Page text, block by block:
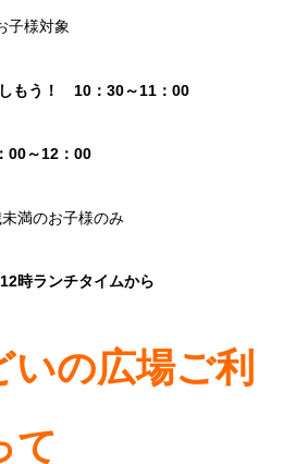
対象
もう！ 10：30～11：00
00～12：00
お子様のみ
時ランチタイムから
いの広場ご利
て